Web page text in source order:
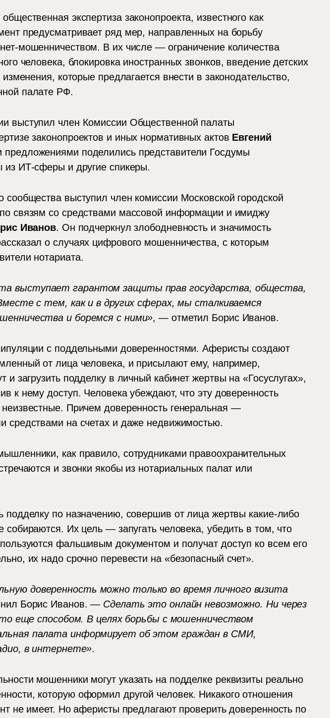
экспертиза законопроекта, известного как
предусматривает ряд мер, направленных на борьбу
мошенничеством. В их числе — ограничение количества
человека, блокировка иностранных звонков, введение детских
которые предлагается внести в законодательство,
палате РФ.
выступил член Комиссии Общественной палаты
законопроектов и иных нормативных актов Евгений
поделились представители Госдумы
ИТ-сферы и другие спикеры.
сообщества выступил член комиссии Московской городской
связям со средствами массовой информации и имиджу
Иванов. Он подчеркнул злободневность и значимость
о случаях цифрового мошенничества, с которым
нотариата.
выступает гарантом защиты прав государства, общества,
с тем, как и в других сферах, мы сталкиваемся
и боремся с ними», — отметил Борис Иванов.
с поддельными доверенностями. Аферисты создают
от лица человека, и присылают ему, например,
и загрузить подделку в личный кабинет жертвы на «Госуслугах»,
к нему доступ. Человека убеждают, что эту доверенность
Причем доверенность генеральная —
средствами на счетах и даже недвижимостью.
как правило, сотрудниками правоохранительных
и звонки якобы из нотариальных палат или
подделку по назначению, совершив от лица жертвы какие-либо
собираются. Их цель — запугать человека, убедить в том, что
фальшивым документом и получат доступ ко всем его
их надо срочно перевести на «безопасный счет».
доверенность можно только во время личного визита
Борис Иванов. — Сделать это онлайн невозможно. Ни через
то еще способом. В целях борьбы с мошенничеством
палата информирует об этом граждан в СМИ,
в интернете».
мошенники могут указать на подделке реквизиты реально
которую оформил другой человек. Никакого отношения
не имеет. Но аферисты предлагают проверить доверенность по